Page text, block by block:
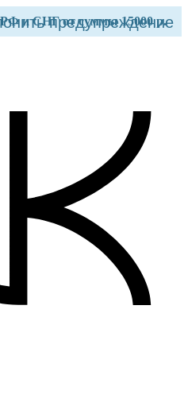
РФ и СНГ от суммы 15000 р.
предупреждение